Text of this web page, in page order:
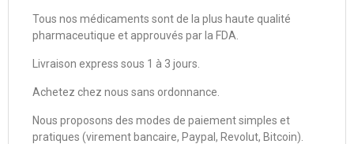
Tous nos médicaments sont de la plus haute qualité
pharmaceutique et approuvés par la FDA.
Livraison express sous 1 à 3 jours.
Achetez chez nous sans ordonnance.
Nous proposons des modes de paiement simples et
pratiques (virement bancaire, Paypal, Revolut, Bitcoin).